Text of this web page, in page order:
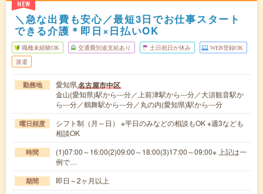
NEW
＼急な出費も安心／最短3日でお仕事スタート
できる介護＊即日×日払いOK
職種未経験OK 交通費別途支給あり 土日祝日が休み WEB登録OK
派遣
勤務地 愛知県名古屋市中区
金山(愛知県)駅から---分／上前津駅から---分／大須観音駅か
ら---分／鶴舞駅から---分／丸の内(愛知県)駅から---分
曜日頻度
シフト制（月～日） ※平日のみなどの相談もOK ※週3なども
相談OK
時間
(1)07:00～16:00(2)09:00～18:00(3)17:00～09:00※ 上記は一
例で…
期間 即日～2ヶ月以上